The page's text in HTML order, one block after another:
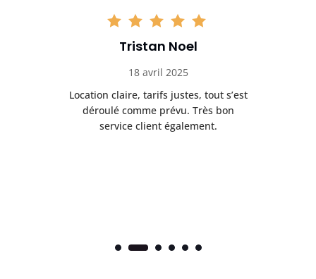
Tristan Noel
18 avril 2025
Location claire, tarifs justes, tout s’est
déroulé comme prévu. Très bon
service client également.